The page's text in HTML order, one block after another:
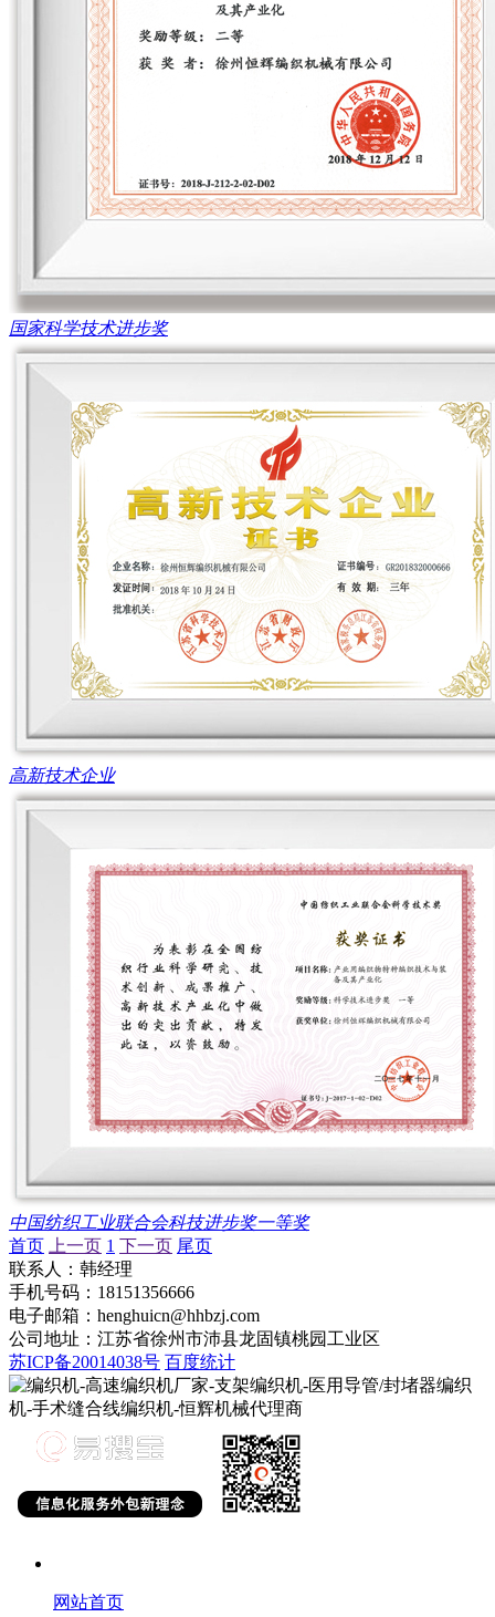
国家科学技术进步奖
高新技术企业
中国纺织工业联合会科技进步奖一等奖
首页
上一页 1 下一页 尾页
联系人：韩经理
手机号码：18151356666
电子邮箱：henghuicn@hhbzj.com
公司地址：江苏省徐州市沛县龙固镇桃园工业区
苏ICP备20014038号 百度统计
网站首页